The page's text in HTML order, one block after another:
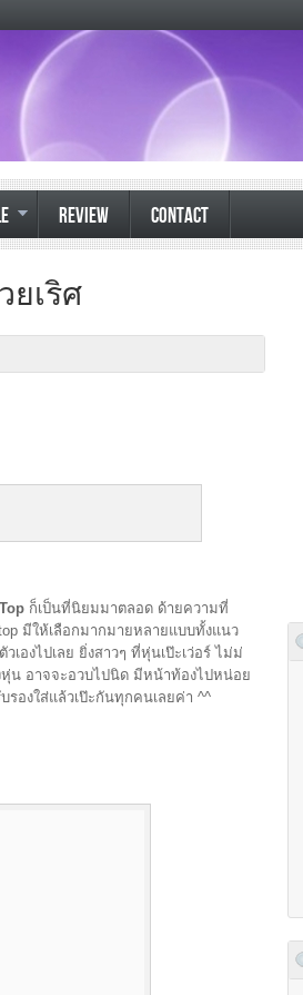
REVIEW CONTACT
ยเริศ
ก็เป็นที่นิยมมาตลอด ด้ายความที่
มีให้เลือกมากมายหลายแบบทั้งแนว
องไปเลย ยิ่งสาวๆ ที่หุ่นเป๊ะเว่อร์ ไม่ม่
หุ่น อาจจะอวบไปนิด มีหน้าท้องไปหน่อย
รองใส่แล้วเป๊ะกันทุกคนเลยค่า ^^